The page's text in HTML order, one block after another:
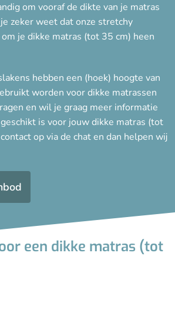
om vooraf de dikte van je matras
zeker weet dat onze stretchy
je dikke matras (tot 35 cm) heen
hebben een (hoek) hoogte van
worden voor dikke matrassen
en wil je graag meer informatie
is voor jouw dikke matras (tot
op via de chat en dan helpen wij
een dikke matras (tot